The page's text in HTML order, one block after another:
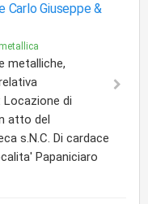
Carlo Giuseppe &
metalliche,
di
atto del
s.N.C. Di cardace
Papaniciaro